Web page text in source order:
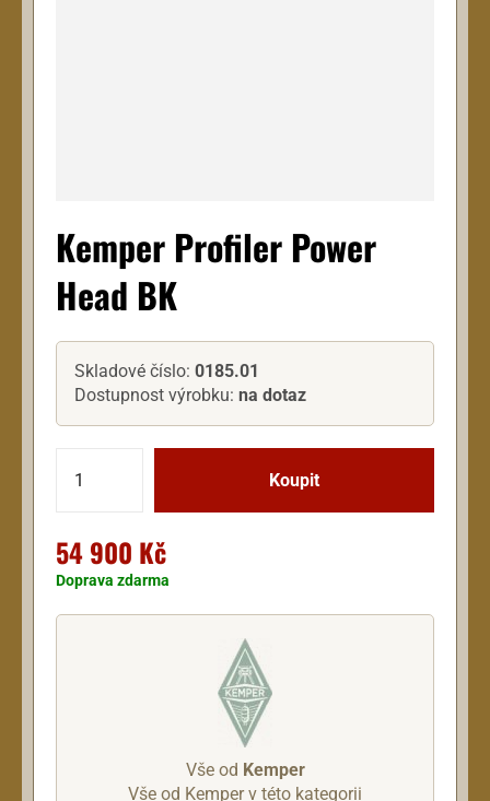
Kemper Profiler Power
Head BK
Skladové číslo: 0185.01
Dostupnost výrobku: na dotaz
54 900 Kč
Doprava zdarma
Vše od Kemper
Vše od Kemper v této kategorii